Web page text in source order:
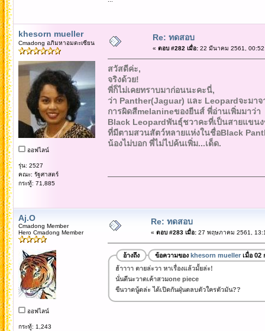
khesorn mueller
Cmadong อภิมหาอมตะเซียน
ออฟไลน์
รุ่น: 2527
คณะ: รัฐศาสตร์
กระทู้: 71,885
Re: ทดสอบ
« ตอบ #282 เมื่อ:22 มีนาคม 2561,
สวัสดีค่ะ,
จริงด้วย!
พี่ก็ไม่เคยทราบมาก่อนนะคะนี่,
ว่า Panther(Jaguar) และ Leopardจะมาจ
การผิดสีmelanineของยีนส์ พี่อ่านเพิ่มมาว่า
Black Leopardพันธุ์ชวาคะที่เป็นสายแขน
ที่มีตามสวนสัตว์หลายแห่งในชื่อBlack
น้องไม่บอก พี่ไม่ไปค้นเพิ่ม...เด็ด.
Aj.O
Cmadong Member
Hero Cmadong Member
ออฟไลน์
กระทู้: 1,243
Re: ทดสอบ
« ตอบ #283 เมื่อ:27 พฤษภาคม 2561,
อ้างถึง ข้อความของ khesorn muellerเมื่อ 02
ฮ้าาาา ตายล่ะวา หาเรื่องแล้วมั้ยล่ะ!
นั่นดีนะวาดเค้าสวมone piece
ขืนวาดนู้ดล่ะ ได้เปิดกันฝุ่นตลบตัวใครตัวมัน??